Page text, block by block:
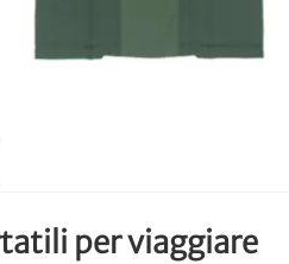
per viaggiare